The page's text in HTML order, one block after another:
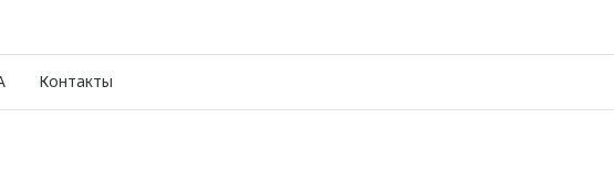
Контакты